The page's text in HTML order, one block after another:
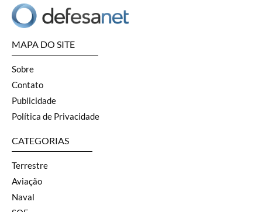
MAPA DO SITE
Sobre
Contato
Publicidade
Política de Privacidade
CATEGORIAS
Terrestre
Aviação
Naval